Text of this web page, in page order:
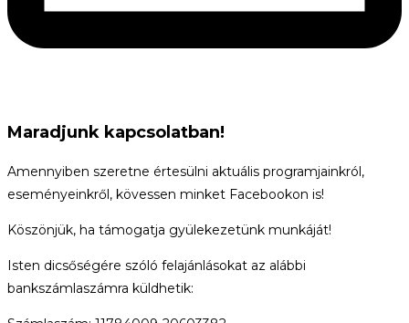
Maradjunk kapcsolatban!
Amennyiben szeretne értesülni aktuális programjainkról,
eseményeinkről, kövessen minket Facebookon is!
Köszönjük, ha támogatja gyülekezetünk munkáját!
Isten dicsőségére szóló felajánlásokat az alábbi
bankszámlaszámra küldhetik: